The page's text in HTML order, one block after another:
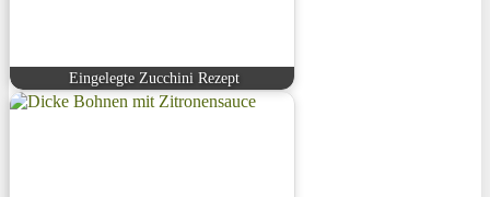
Eingelegte Zucchini Rezept